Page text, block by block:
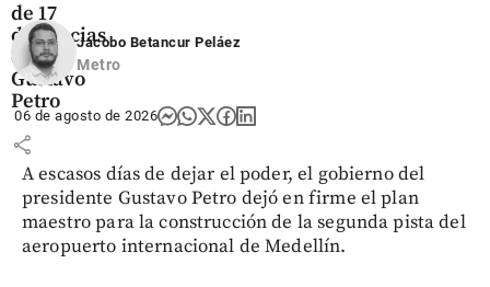
de 17
denuncias
contra
Gustavo
Petro
share
Jacobo Betancur Peláez
Metro
06 de agosto de 2026
A escasos días de dejar el poder, el gobierno del
presidente Gustavo Petro dejó en firme el plan
maestro para la construcción de la segunda pista del
aeropuerto internacional de Medellín.